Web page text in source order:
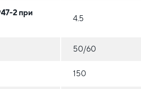
2 при
4.5
50/60
150